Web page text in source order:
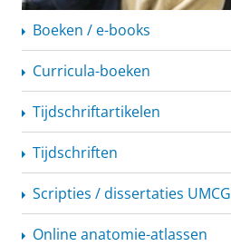
Boeken / e-books
Curricula-boeken
Tijdschriftartikelen
Tijdschriften
Scripties / dissertaties UMCG
Onlineanatomie-atlassen